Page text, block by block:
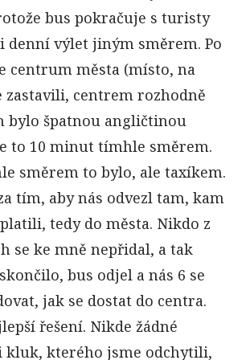
bus pokračuje s turisty
denní výlet jiným směrem. Po
centrum města (místo, na
zastavili, centrem rozhodně
bylo špatnou angličtinou
to 10 minut tímhle směrem.
směrem to bylo, ale taxíkem.
tím, aby nás odvezl tam, kam
tedy do města. Nikdo z
se ke mně nepřidal, a tak
bus odjel a nás 6 se
jak se dostat do centra.
řešení. Nikde žádné
kluk, kterého jsme odchytili,